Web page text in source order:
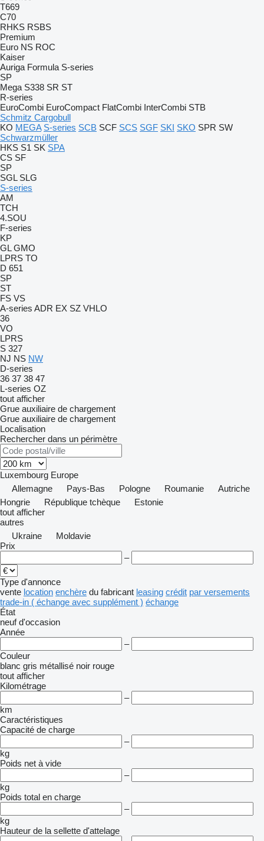
T669
C70
RHKS RSBS
Premium
Euro NS ROC
Kaiser
Auriga Formula S-series
SP
Mega S338 SR ST
R-series
EuroCombi EuroCompact FlatCombi InterCombi STB
Schmitz Cargobull
KO MEGA S-series SCB SCF SCS SGF SKI SKO SPR SW
Schwarzmüller
HKS S1 SK SPA
CS SF
SP
SGL SLG
S-series
AM
TCH
4.SOU
F-series
KP
GL GMO
LPRS TO
D 651
SP
ST
FS VS
A-series ADR EX SZ VHLO
36
VO
LPRS
S 327
NJ NS NW
D-series
36 37 38 47
L-series OZ
tout afficher
Grue auxiliaire de chargement
Grue auxiliaire de chargement
Localisation
Rechercher dans un périmètre
Luxembourg Europe
Allemagne
Pays-Bas Pologne Roumanie
Autriche
Hongrie
République tchèque
Estonie
tout afficher
autres
Ukraine
Moldavie
Prix
–
Type d'annonce
vente location enchère du fabricant leasing crédit par versements
trade-in ( échange avec supplément ) échange
État
neuf d'occasion
Année
–
Couleur
blanc gris métallisé noir rouge
tout afficher
Kilométrage
–
km
Caractéristiques
Capacité de charge
–
kg
Poids net à vide
–
kg
Poids total en charge
–
kg
Hauteur de la sellette d'attelage